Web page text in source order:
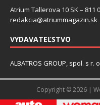
Atrium Tallerova 10 SK – 811
redakcia@atriummagazin.sk
VYDAVATEĽSTVO
ALBATROS GROUP, spol. s
Copyright © 2026 |